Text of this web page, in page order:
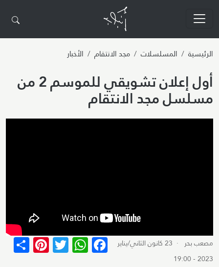
الرئيسية المسلسلات مجد الانتقام الأخبار
أول إعلان تشويقي للموسم 2 من
مسلسل مجد الانتقام
مصعب بحر
· 23 كانون الثاني/يناير
2023 - 19:00
Facebook
Twitter